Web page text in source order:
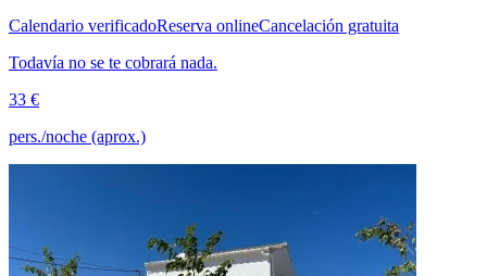
Calendario verificadoReserva onlineCancelación gratuita
Todavía no se te cobrará nada.
33 €
pers./noche (aprox.)